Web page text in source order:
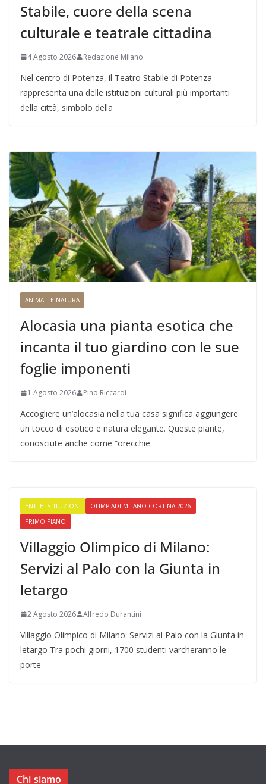
Stabile, cuore della scena
culturale e teatrale cittadina
4 Agosto 2026 Redazione Milano
Nel centro di Potenza, il Teatro Stabile di Potenza
rappresenta una delle istituzioni culturali più importanti
della città, simbolo della
ANIMALI E NATURA
Alocasia una pianta esotica che
incanta il tuo giardino con le sue
foglie imponenti
1 Agosto 2026 Pino Riccardi
Accogliere un’alocasia nella tua casa significa aggiungere
un tocco di esotico e natura elegante. Queste piante,
conosciute anche come “orecchie
ENTI E ISTITUZIONI
OLIMPIADI MILANO CORTINA 2026
PRIMO PIANO
Villaggio Olimpico di Milano:
Servizi al Palo con la Giunta in
letargo
2 Agosto 2026 Alfredo Durantini
Villaggio Olimpico di Milano: Servizi al Palo con la Giunta in
letargo Tra pochi giorni, 1700 studenti varcheranno le
porte
Chi siamo